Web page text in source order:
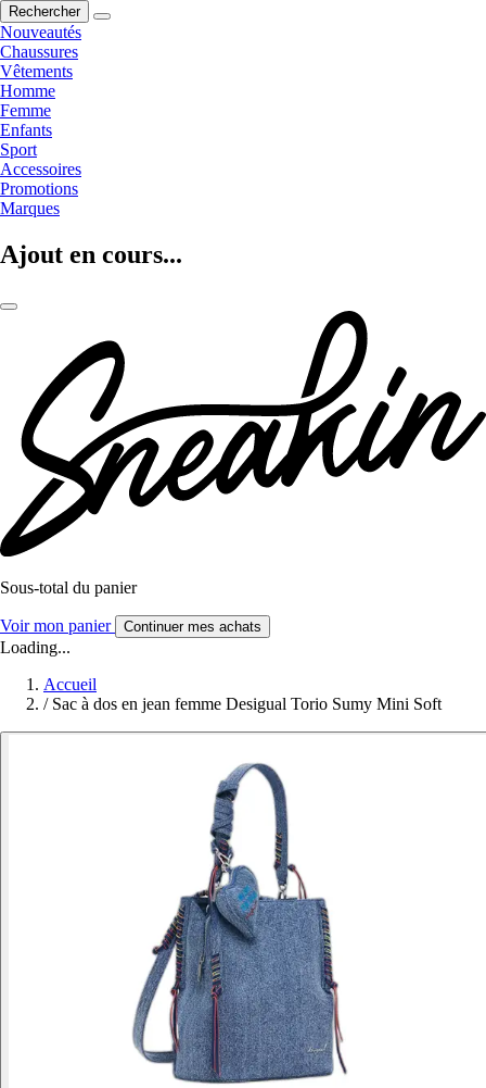
Rechercher
Nouveautés
Chaussures
Vêtements
Homme
Femme
Enfants
Sport
Accessoires
Promotions
Marques
Ajout en cours...
Sous-total du panier
Voir mon panier Continuer mes achats
Loading...
Accueil
/ Sac à dos en jean femme Desigual Torio Sumy Mini Soft